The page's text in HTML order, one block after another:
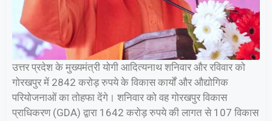
उत्तर प्रदेश के मुख्यमंत्री योगी आदित्यनाथ शनिवार और रविवार को
गोरखपुर में 2842 करोड़ रुपये के विकास कार्यों और औद्योगिक
परियोजनाओं का तोहफा देंगे। शनिवार को वह गोरखपुर विकास
प्राधिकरण (GDA) द्वारा 1642 करोड़ रुपये की लागत से 107 विकास